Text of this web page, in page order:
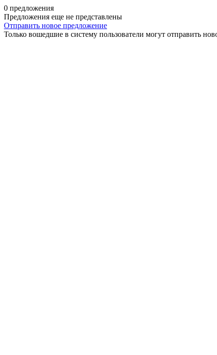
0 предложения
Предложения еще не представлены
Отправить новое предложение
Только вошедшие в систему пользователи могут отправить